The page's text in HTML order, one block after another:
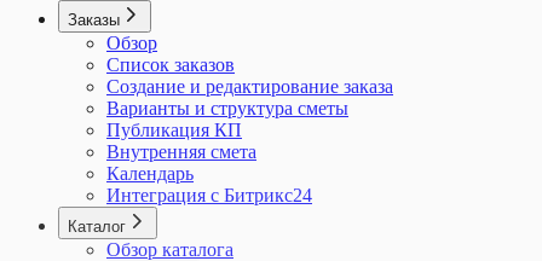
Заказы
Обзор
Список заказов
Создание и редактирование заказа
Варианты и структура сметы
Публикация КП
Внутренняя смета
Календарь
Интеграция с Битрикс24
Каталог
Обзор каталога